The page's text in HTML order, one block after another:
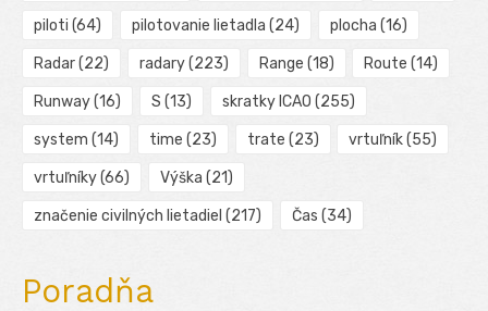
piloti (64) pilotovanie lietadla (24) plocha (16)
Radar(22) radary(223) Range (18) Route (14)
Runway(16) S (13) skratky ICAO (255)
system (14) time (23) trate (23) vrtuľník(55)
vrtuľníky(66) Výška (21)
značenie civilných lietadiel (217) Čas (34)
Poradňa